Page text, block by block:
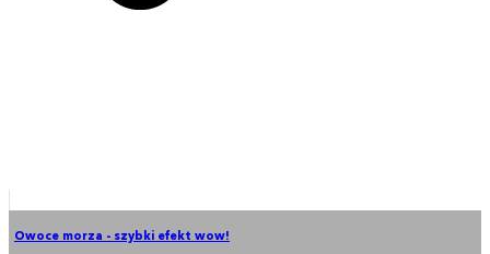
Owoce morza - szybki efekt wow!